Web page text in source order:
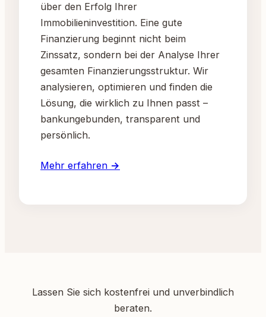
über den Erfolg Ihrer
Immobilieninvestition. Eine gute
Finanzierung beginnt nicht beim
Zinssatz, sondern bei der Analyse Ihrer
gesamten Finanzierungsstruktur. Wir
analysieren, optimieren und finden die
Lösung, die wirklich zu Ihnen passt –
bankungebunden, transparent und
persönlich.
Mehr erfahren →
Lassen Sie sich kostenfrei und unverbindlich
beraten.